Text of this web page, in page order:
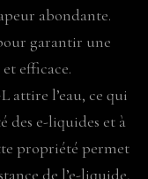
abondante.
garantir une
efficace.
attire l’eau, ce qui
des e-liquides et à
propriété permet
de l’e-liquide,